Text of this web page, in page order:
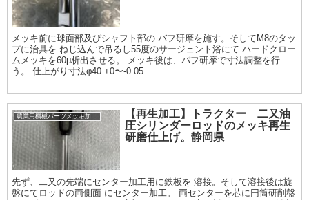
メッキ前に球面部及びシャフト部の バフ研摩を施す。そしてM8のタッ
プに治具を ねじ込んで吊るし55度のサージェント浴にて ハードクロー
ムメッキを60μ析出させる。 メッキ後は、バフ研摩で寸法調整を行
う。 仕上がり寸法φ40 +0〜-0.05
【再生加工】トラクター 二又油
圧シリンダーロッドのメッキ再生
研磨仕上げ。静岡県
先ず、二又の先端にセンター加工用に鉄板を 溶接。そして溶接後は旋
盤にてロッドの両側面 にセンター加工。 両センターを芯に円筒研削盤